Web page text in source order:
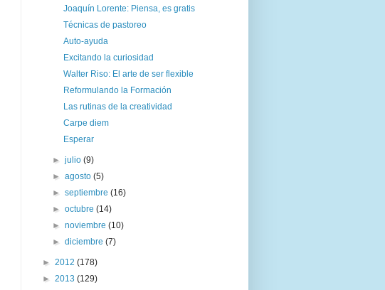
Joaquín Lorente: Piensa, es gratis
Técnicas de pastoreo
Auto-ayuda
Excitando la curiosidad
Walter Riso: El arte de ser flexible
Reformulando la Formación
Las rutinas de la creatividad
Carpe diem
Esperar
►julio(9)
►agosto(5)
►septiembre(16)
►octubre(14)
►noviembre(10)
►diciembre(7)
► 2012 (178)
► 2013 (129)